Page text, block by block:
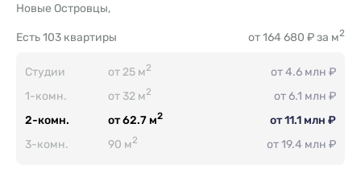
Новые Островцы,
103 квартиры
Есть от 164 680 ₽ за м2
Студии от 25 м2
от 4.6 млн ₽
1-комн.
от 32 м2
от 6.1 млн ₽
2-комн.
от 62.7 м2
от 11.1 млн ₽
3-комн.
90 м2 от 19.4 млн ₽